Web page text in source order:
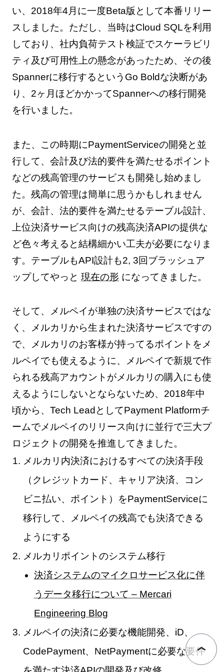
い、2018年4月に一度Beta版として本番リリー
スしました。ただし、当時はCloud SQLを利用
しており、社内負荷テスト検証でスケーラビリ
ティ及び可用性上の懸念があったため、その後
Spannerに移行するというGo Boldな決断があ
り、2ヶ月ほどかかってSpannerへの移行開発
を行いました。
また、この時期にPaymentServiceの開発と並
行して、会計及び法的要件を満たせるポイント
などの残高管理のサービスも開発し始めまし
た。残高の管理は簡単に思うかもしれません
が、会計、法的要件を満たせるテーブル設計、
上位決済サービス向けの残高決済APIの提供な
ど色々考えると結構細かい工夫が必要になりま
す。テーブルもAPI設計も2, 3回ブラッシュア
ップしてやっと 現在の形 になってきました。
そして、メルペイが単独の決済サービスではな
く、メルカリから生まれた決済サービスですの
で、メルカリのお客様が持ってるポイントをメ
ルペイでも使えるように、メルペイで新規で作
られる残高アカウントがメルカリの購入にも使
えるようにしないとならないため、2018年中
頃から、Tech LeadとしてPayment Platformチ
ームでメルペイのリリース向けに並行で三大プ
ロジェクトの開発を推進してきました。
メルカリ内決済におけるすべての決済手段
（クレジットカード、キャリア決済、コン
ビニ払い、ポイント）をPaymentServiceに
移行して、メルペイの残高でも決済できる
ようにする
メルカリポイントのシステム移行
決済システムのマイクロサービス化に伴
うデータ移行について – Mercari
Engineering Blog
メルペイの決済に必要な機能開発、iD、
CodePayment、NetPaymentに必要な要件